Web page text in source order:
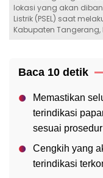
lokasi yang akan
Listrik (PSEL) saat
Kabupaten Tangerang,
Baca 10 detik
Memastikan
terindikasi
sesuai prosedur
Cengkih yang
terindikasi